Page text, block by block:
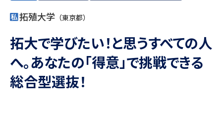
専門学校の資料請求
留学・進学関連、塾・予備校
大学入学共通テスト「受験案
内」の請求
大学入学共通テスト「受験上の
配慮案内」の請求
高等学校卒業程度認定試験
拓殖大学 （東京都）
拓大で学びたい！と思うすべての人
へ。あなたの「得意」で挑戦できる
総合型選抜！